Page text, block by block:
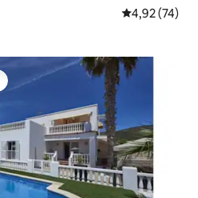
Priemerné
4,92 (74)